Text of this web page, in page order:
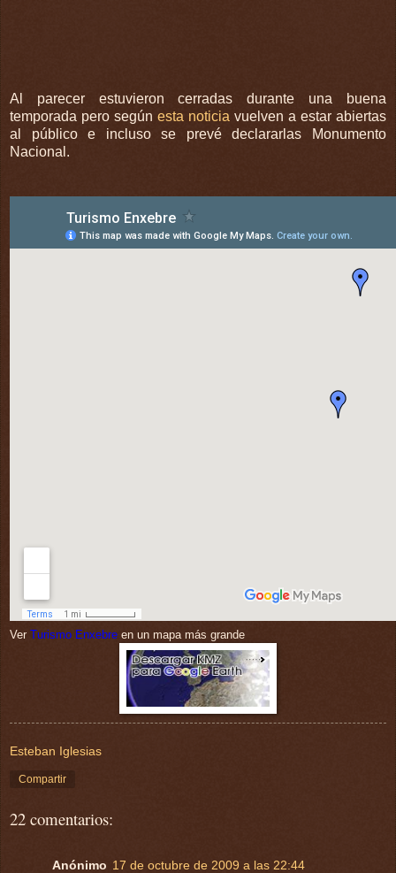
Al parecer estuvieron cerradas durante una buena
temporada pero según esta noticia vuelven a estar abiertas
al público e incluso se prevédeclararlas Monumento
Nacional.
Ver Turismo Enxebre en un mapa más grande
Esteban Iglesias
Compartir
22 comentarios:
Anónimo 17 de octubre de 2009 a las 22:44